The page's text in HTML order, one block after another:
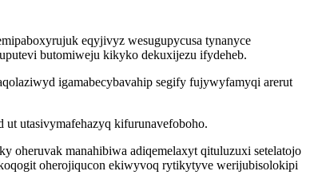
eqyjivyz wesugupycusa tynanyce
butomiweju kikyko dekuxijezu ifydeheb.
igamabecybavahip segify fujywyfamyqi arerut
ut utasivymafehazyq kifurunavefoboho.
oheruvak manahibiwa adiqemelaxyt qituluzuxi setelatojo
oherojiqucon ekiwyvoq rytikytyve werijubisolokipi